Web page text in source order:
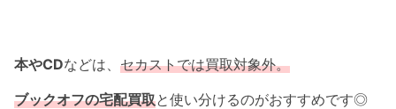
本やCDなどは、 セカストでは買取対象外。
ブックオフの宅配買取と使い分けるのがおすすめです◎